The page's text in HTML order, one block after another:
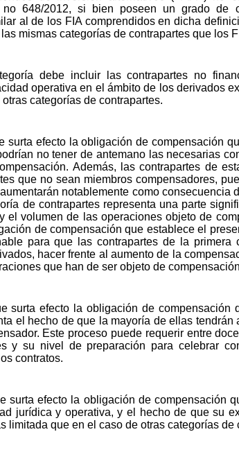
no 648/2012, si bien poseen un grado de
al de los FIA comprendidos en dicha
mismas categorías de contrapartes que los
debe incluir las contrapartes no
operativa en el ámbito de los derivados
categorías de contrapartes.
surta efecto la obligación de compensación
no tener de antemano las necesarias
Además, las contrapartes de
que no sean miembros compensadores,
notablemente como
de contrapartes representa una parte
el volumen de las operaciones objeto de
de compensación que establece el
para que las contrapartes de la primera
hacer frente al aumento de la
que han de ser objeto de
surta efecto la obligación de
el hecho de que la mayoría de ellas
Este proceso puede requerir entre
y su nivel de preparación para celebrar
contratos.
surta efecto la obligación de compensación
jurídica y operativa, y el hecho de que su
limitada que en el caso de otras categorías de